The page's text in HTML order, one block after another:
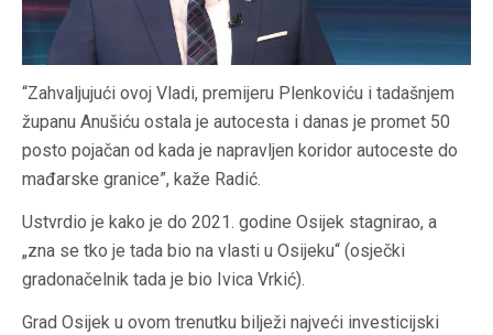
“Zahvaljujući ovoj Vladi, premijeru Plenkoviću i tadašnjem
županu Anušiću ostala je autocesta i danas je promet 50
posto pojačan od kada je napravljen koridor autoceste do
mađarske granice”, kaže Radić.
Ustvrdio je kako je do 2021. godine Osijek stagnirao, a
„zna se tko je tada bio na vlasti u Osijeku“ (osječki
gradonačelnik tada je bio Ivica Vrkić).
Grad Osijek u ovom trenutku bilježi najveći investicijski